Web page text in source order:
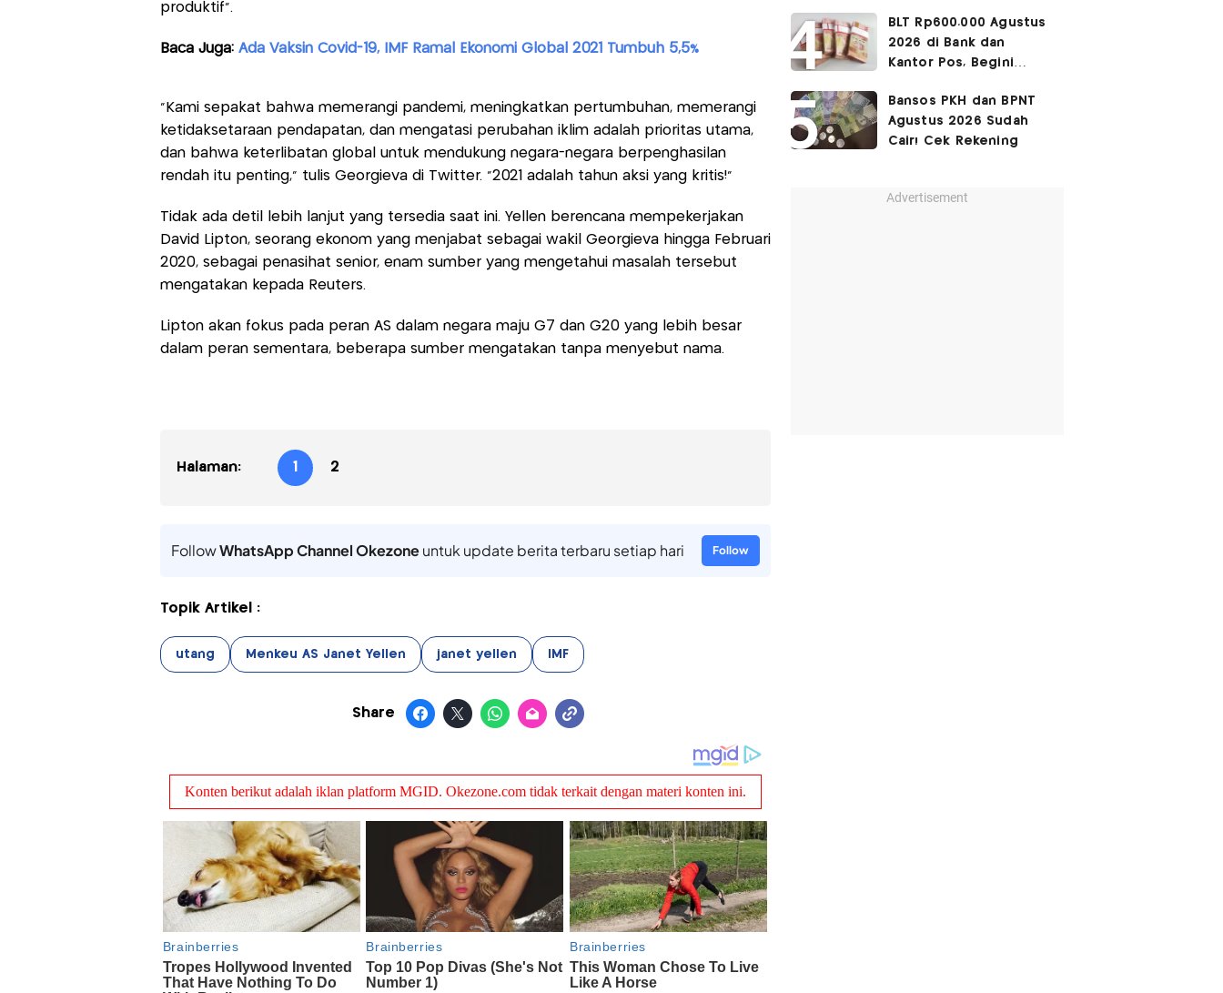
produktif".
Baca Juga: Ada Vaksin Covid-19, IMF Ramal Ekonomi Global 2021 Tumbuh 5,5%
“Kami sepakat bahwa memerangi pandemi, meningkatkan pertumbuhan, memerangi
ketidaksetaraan pendapatan, dan mengatasi perubahan iklim adalah prioritas utama,
dan bahwa keterlibatan global untuk mendukung negara-negara berpenghasilan
rendah itu penting,” tulis Georgieva di Twitter. “2021 adalah tahun aksi yang kritis!”
Tidak ada detil lebih lanjut yang tersedia saat ini. Yellen berencana mempekerjakan
David Lipton, seorang ekonom yang menjabat sebagai wakil Georgieva hingga Februari
2020, sebagai penasihat senior, enam sumber yang mengetahui masalah tersebut
mengatakan kepada Reuters.
Lipton akan fokus pada peran AS dalam negara maju G7 dan G20 yang lebih besar
dalam peran sementara, beberapa sumber mengatakan tanpa menyebut nama.
Halaman: 1 2
FollowWhatsApp Channel Okezoneuntuk update berita terbaru setiap hari Follow
Topik Artikel :
utang Menkeu AS Janet Yellen janet yellen IMF
Share
BLT Rp600.000 Agustus
2026 di Bank dan
Kantor Pos, Begini
Bansos PKH dan BPNT
Agustus 2026 Sudah
Cair! Cek Rekening
Advertisement